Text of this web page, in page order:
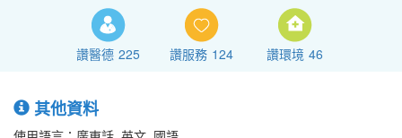
讚醫德 225 讚服務 124 讚環境 46
其他資料